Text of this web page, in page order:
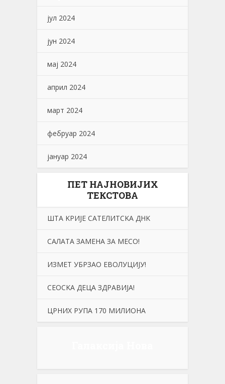
јул 2024
јун 2024
мај 2024
април 2024
март 2024
фебруар 2024
јануар 2024
ПЕТ НАЈНОВИЈИХ
ТЕКСТОВА
ШТА KРИЈЕ САТЕЛИТСKА ДНK
САЛАТА ЗАМЕНА ЗА МЕСО!
ИЗМЕТ УБРЗАО ЕВОЛУЦИЈУ!
СЕОСKА ДЕЦА ЗДРАВИЈА!
ЦРНИХ РУПА 170 МИЛИОНА